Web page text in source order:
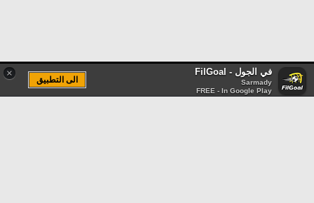
× في الجول - FilGoal
Sarmady
FREE - In Google Play
الى التطبيق